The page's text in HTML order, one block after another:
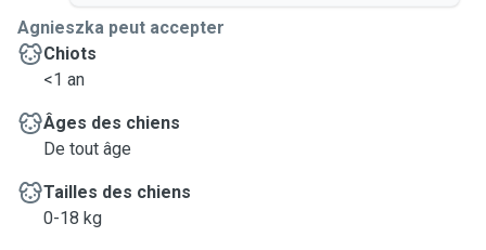
Agnieszka peut accepter
Chiots
<1 an
Âges des chiens
De tout âge
Tailles des chiens
0-18 kg